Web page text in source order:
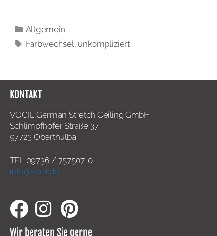
Allgemein
Farbwechsel, unkompliziert
KONTAKT
VOCIL German Stretch Ceiling GmbH
Schlimpfhofer Straße 37
97723 Oberthulba
TEL 09736 / 757507-0
info@vocil.de
Wir beraten Sie gerne